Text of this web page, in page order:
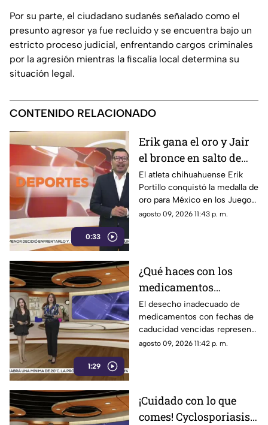
Por su parte, el ciudadano sudanés señalado como el
presunto agresor ya fue recluido y se encuentra bajo un
estricto proceso judicial, enfrentando cargos criminales
por la agresión mientras la fiscalía local determina su
situación legal.
CONTENIDO RELACIONADO
0:33
Erik gana el oro y Jair
el bronce en salto de
altura para México:
¡Los hermanos Portillo
hacen historia!
El atleta chihuahuense Erik
Portillo conquistó la medalla de
oro para México en los Juegos
Centroamericanos y del
agosto 09, 2026 11:43 p. m.
1:29
¿Qué haces con los
medicamentos
vencidos? Esta es la
forma correcta de
desecharlos sin poner
en riesgo tu salud
El desecho inadecuado de
medicamentos con fechas de
caducidad vencidas representa
un grave riesgo tanto para la
agosto 09, 2026 11:42 p. m.
¡Cuidado con lo que
comes! Cyclosporiasis